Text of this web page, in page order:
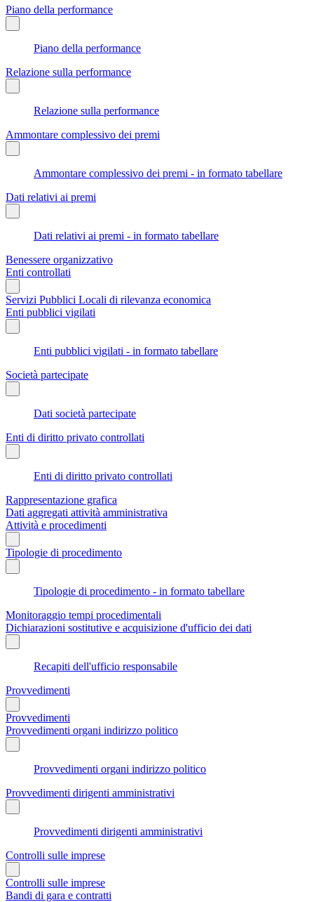
Piano della performance
Piano della performance
Relazione sulla performance
Relazione sulla performance
Ammontare complessivo dei premi
Ammontare complessivo dei premi - in formato tabellare
Dati relativi ai premi
Dati relativi ai premi - in formato tabellare
Benessere organizzativo
Enti controllati
Servizi Pubblici Locali di rilevanza economica
Enti pubblici vigilati
Enti pubblici vigilati - in formato tabellare
Società partecipate
Dati società partecipate
Enti di diritto privato controllati
Enti di diritto privato controllati
Rappresentazione grafica
Dati aggregati attività amministrativa
Attività e procedimenti
Tipologie di procedimento
Tipologie di procedimento - in formato tabellare
Monitoraggio tempi procedimentali
Dichiarazioni sostitutive e acquisizione d'ufficio dei dati
Recapiti dell'ufficio responsabile
Provvedimenti
Provvedimenti
Provvedimenti organi indirizzo politico
Provvedimenti organi indirizzo politico
Provvedimenti dirigenti amministrativi
Provvedimenti dirigenti amministrativi
Controlli sulle imprese
Controlli sulle imprese
Bandi di gara e contratti